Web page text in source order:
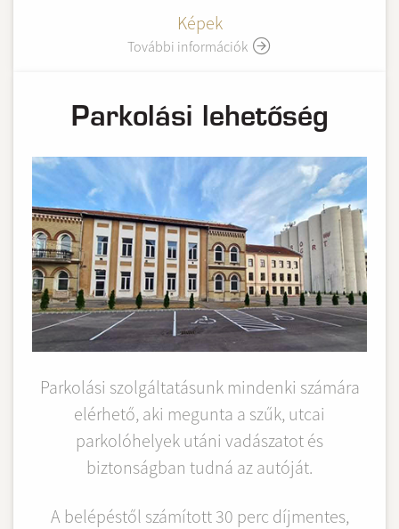
Képek
További információk
Parkolási lehetőség
Parkolási szolgáltatásunk mindenki számára
elérhető, aki megunta a szűk, utcai
parkolóhelyek utáni vadászatot és
biztonságban tudná az autóját.
A belépéstől számított 30 perc díjmentes,